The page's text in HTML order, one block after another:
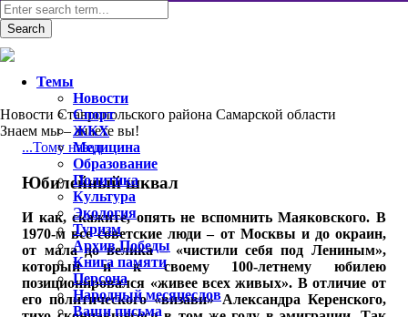
Новости Ставропольского района Самарской области
Знаем мы – знаете вы!
...Тому назад
Юбилейный шквал
И как, скажите, опять не вспомнить Маяковского. В
1970-м все советские люди – от Москвы и до окраин,
от мала до велика – «чистили себя под Лениным»,
который и к своему 100-летнему юбилею
позиционировался «живее всех живых». В отличие от
его политического «визави» Александра Керенского,
Темы
Новости
Спорт
ЖКХ
Медицина
Образование
Политика
Культура
Экология
Туризм
Архив Победы
Книга памяти
Персона
Народный месяцеслов
Ваши письма